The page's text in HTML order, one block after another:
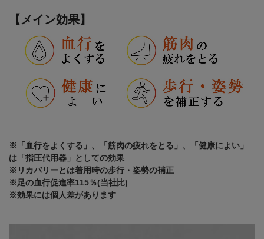
【メイン効果】
※「血行をよくする」、「筋肉の疲れをとる」、「健康によい」
は「指圧代用器」としての効果
※リカバリーとは着用時の歩行・姿勢の補正
※足の血行促進率115％(当社比)
※効果には個人差があります